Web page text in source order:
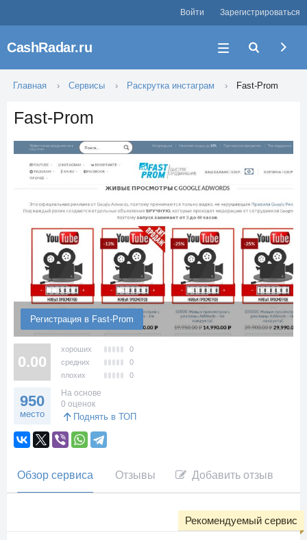
Войти Зарегистрироваться
CashRadar.ru
Главная Сервисы Раскрутка инстаграм Fast-Prom
Fast-Prom
Регистрация в Fast-Prom
0.00
хороших
0
средних
0
плохих
0
950
место
На основе
0 оценок
Поднять в ТОП
Обзор сервиса Отзывы Добавить отзыв
Рекомендуемый сервис